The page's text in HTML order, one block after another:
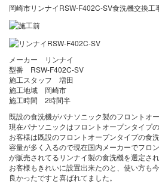
岡崎市リンナイRSW-F402C-SV食洗機交換
メーカー リンナイ
型番 RSW-F402C-SV
施工スタッフ 増田
施工地域 岡崎市
施工時間 2時間半
既設の食洗機がパナソニック製のフロントオー
現在パナソニックはフロントオープンタイプ
お客様は既設のフロントオープンタイプの食
容量が多く入るので現在国内メーカーでフロ
が販売されてるリンナイ製の食洗機を選定さ
お客様もきれいに設置出来たのと、使い方も
良かったですと喜ばれてました。